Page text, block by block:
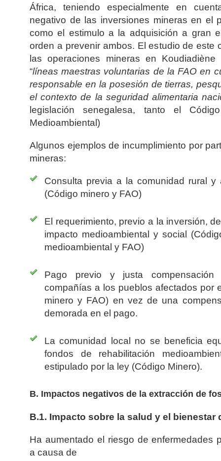
África, teniendo especialmente en
negativo de las inversiones mineras en el
como el estimulo a la adquisición a gran
orden a prevenir ambos. El estudio de este
las operaciones mineras en
“líneas maestras voluntarias de la FAO en
responsable en la posesión de tierras,
el contexto de la seguridad alimentaria
legislación senegalesa, tanto el
Medioambiental)
Algunos ejemplos de incumplimiento por
mineras:
Consulta previa a la comunidad rural
(Código minero y FAO)
El requerimiento, previo a la inversión,
impacto medioambiental y social
medioambiental y FAO)
Pago previo y justa
compañías a los pueblos afectados por
minero y FAO) en vez de una
demorada en el pago.
La comunidad local no se beneficia
fondos de rehabilitación
estipulado por la ley (Código Minero).
B. Impactos negativos de la extracción de
B.1. Impacto sobre la salud y el bienestar
Ha aumentado el riesgo de enfermedades
a causa de